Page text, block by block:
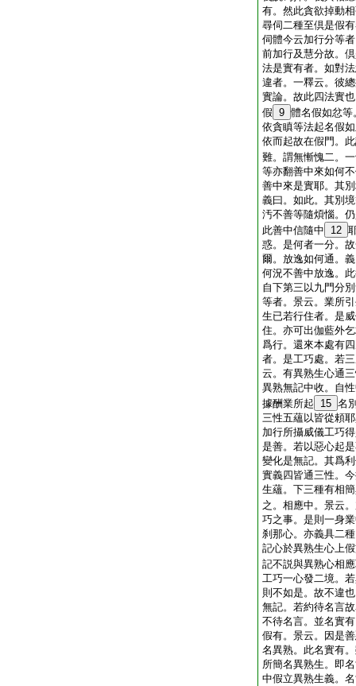
有。然此貪欲掉動
尋伺二種至倶是假
伺體今云加行分等
前加行及慧分故。
法是實有者。如對
違者。一釋云。彼
實論。故此四法實
假 9 體名假如忿等
依貪瞋等法起名假
依而起故在假門。
難。謂無慚愧二。
等亦翻善中來如何
善中來是實耶。其
義曰。如此。其別
汚不善等隨煩惱。
此善中信隨中
12
惑。是何者一分。
爾。放逸如何通。
何況不善中放逸。
自下第三以九門分
等者。景云。業所
生已若行住者。是
住。亦可出伽藍外
爲行。還來本處有
者。是工巧處。若
云。有異熟生心通
異熟無記中收。自
據酬業所起
15 名
三性五蘊以皆從頼
加行所攝威儀工巧
是善。若以惡心起
變化是無記。其爲
實義四皆通三性。
生蘊。下三種有相
之。相應中。景云
巧之事。是則一身
刹那心。亦義具二
記心於異熟生心上
記不説與異熟心相
工巧一心發二境。
則不如是。故不違
無記。若約待名言
不待名言。並名實
假有。景云。因是
名異熟。此名實有
所簡名異熟生。即
中假立異熟生義。